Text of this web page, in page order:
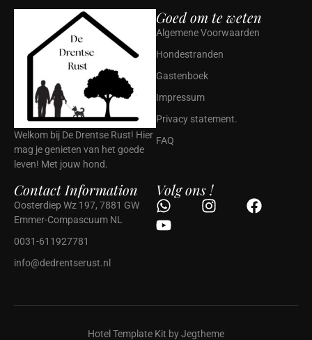
Welkom bij De Drentse Rust! Hier
mag je genieten van het goede
leven! Met jouw hond.
Goed om te weten
Algemene Voorwaarden
Hondestranden
Gastenboek
Impressum
Privacy statement.
FAQ
Contact Information
Oosterdiep Wz 197, 7881 GW
Emmer-Compascuum NL
0031-611927781
info@dedrentserust.nl
Volg ons !
Hotel Template Kit by Jegtheme